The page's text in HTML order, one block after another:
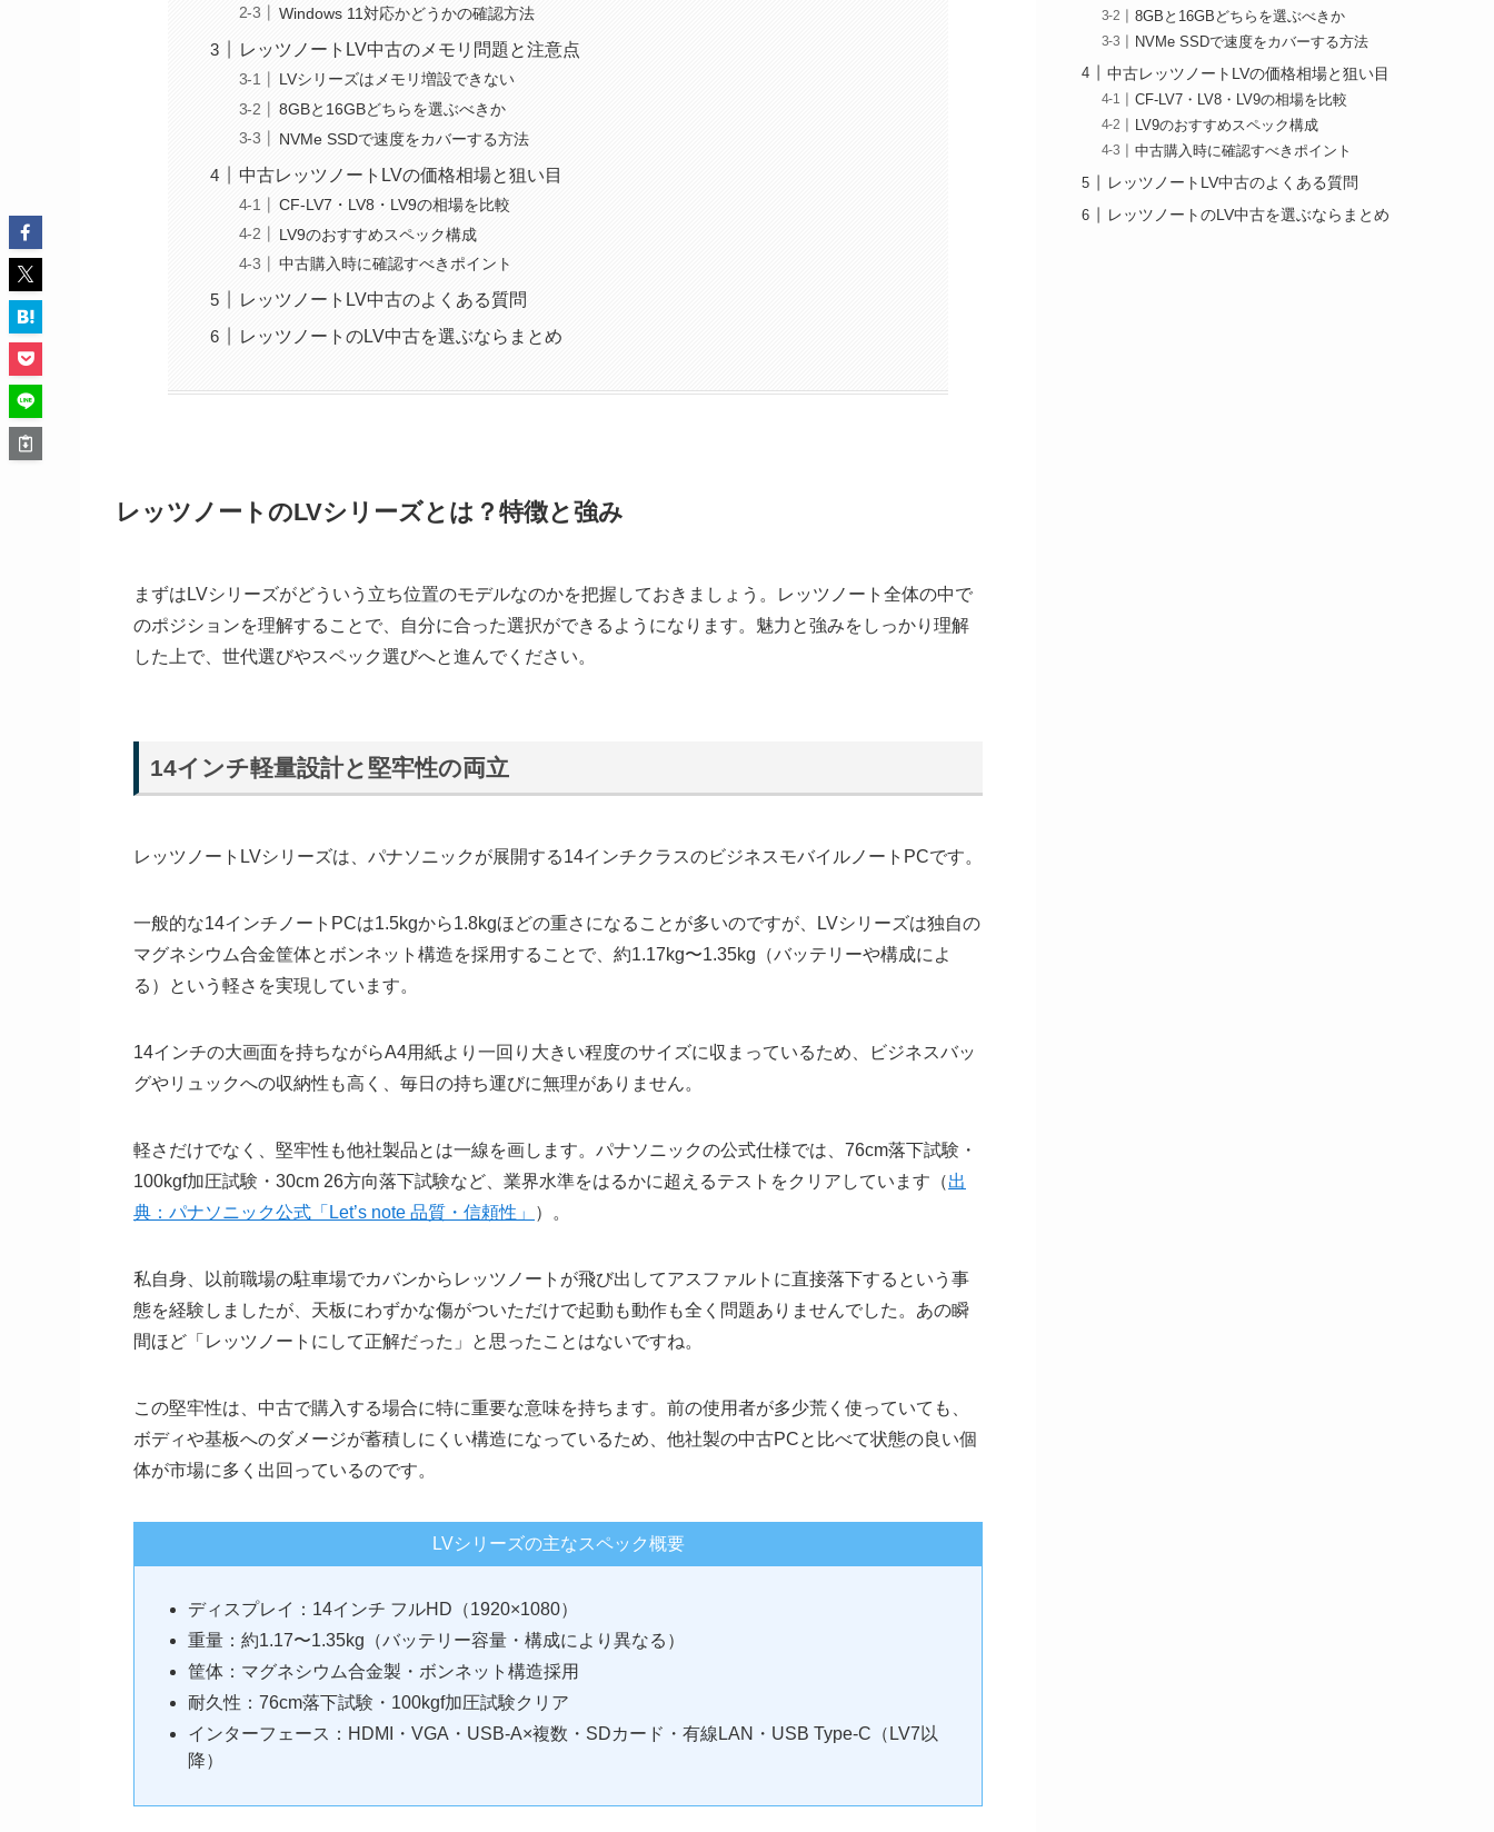
Windows 11対応かどうかの確認方法
レッツノートLV中古のメモリ問題と注意点
LVシリーズはメモリ増設できない
8GBと16GBどちらを選ぶべきか
NVMe SSDで速度をカバーする方法
中古レッツノートLVの価格相場と狙い目
CF-LV7・LV8・LV9の相場を比較
LV9のおすすめスペック構成
中古購入時に確認すべきポイント
レッツノートLV中古のよくある質問
レッツノートのLV中古を選ぶならまとめ
レッツノートのLVシリーズとは？特徴と強み
まずはLVシリーズがどういう立ち位置のモデルなのかを把握しておきましょう。レッツノート全体の中で
のポジションを理解することで、自分に合った選択ができるようになります。魅力と強みをしっかり理解
した上で、世代選びやスペック選びへと進んでください。
14インチ軽量設計と堅牢性の両立
レッツノートLVシリーズは、パナソニックが展開する14インチクラスのビジネスモバイルノートPCです。
一般的な14インチノートPCは1.5kgから1.8kgほどの重さになることが多いのですが、LVシリーズは独自の
マグネシウム合金筐体とボンネット構造を採用することで、約1.17kg〜1.35kg（バッテリーや構成によ
る）という軽さを実現しています。
14インチの大画面を持ちながらA4用紙より一回り大きい程度のサイズに収まっているため、ビジネスバッ
グやリュックへの収納性も高く、毎日の持ち運びに無理がありません。
軽さだけでなく、堅牢性も他社製品とは一線を画します。パナソニックの公式仕様では、76cm落下試験・
100kgf加圧試験・30cm 26方向落下試験など、業界水準をはるかに超えるテストをクリアしています（出
典：パナソニック公式「Let’s note 品質・信頼性」
）。
私自身、以前職場の駐車場でカバンからレッツノートが飛び出してアスファルトに直接落下するという事
態を経験しましたが、天板にわずかな傷がついただけで起動も動作も全く問題ありませんでした。あの瞬
間ほど「レッツノートにして正解だった」と思ったことはないですね。
この堅牢性は、中古で購入する場合に特に重要な意味を持ちます。前の使用者が多少荒く使っていても、
ボディや基板へのダメージが蓄積しにくい構造になっているため、他社製の中古PCと比べて状態の良い個
体が市場に多く出回っているのです。
LVシリーズの主なスペック概要
ディスプレイ：14インチ フルHD（1920×1080）
重量：約1.17〜1.35kg（バッテリー容量・構成により異なる）
筐体：マグネシウム合金製・ボンネット構造採用
耐久性：76cm落下試験・100kgf加圧試験クリア
インターフェース：HDMI・VGA・USB-A×複数・SDカード・有線LAN・USB Type-C（LV7以
降）
8GBと16GBどちらを選ぶべきか
NVMe SSDで速度をカバーする方法
中古レッツノートLVの価格相場と狙い目
CF-LV7・LV8・LV9の相場を比較
LV9のおすすめスペック構成
中古購入時に確認すべきポイント
レッツノートLV中古のよくある質問
レッツノートのLV中古を選ぶならまとめ